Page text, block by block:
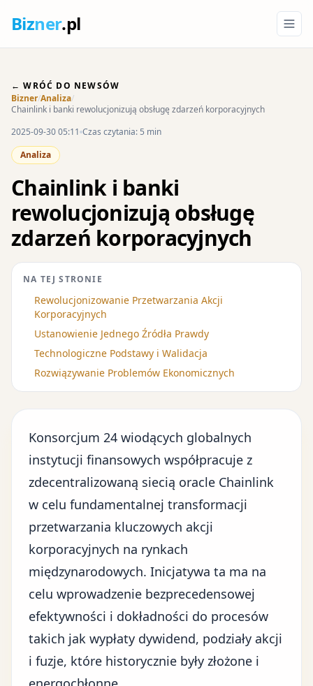
Bizner.pl
← WRÓĆ DO NEWSÓW
Bizner/Analiza/
Chainlink i banki rewolucjonizują obsługę zdarzeń korporacyjnych
2025-09-30 05:11 Czas czytania: 5 min
Analiza
Chainlink i banki
rewolucjonizują obsługę
zdarzeń korporacyjnych
NA TEJ STRONIE
Rewolucjonizowanie Przetwarzania Akcji
Korporacyjnych
Ustanowienie Jednego Źródła Prawdy
Technologiczne Podstawy i Walidacja
Rozwiązywanie Problemów Ekonomicznych
Konsorcjum 24 wiodących globalnych
instytucji finansowych współpracuje z
zdecentralizowaną siecią oracle Chainlink
w celu fundamentalnej transformacji
przetwarzania kluczowych akcji
korporacyjnych na rynkach
międzynarodowych. Inicjatywa ta ma na
celu wprowadzenie bezprecedensowej
efektywności i dokładności do procesów
takich jak wypłaty dywidend, podziały akcji
i fuzje, które historycznie były złożone i